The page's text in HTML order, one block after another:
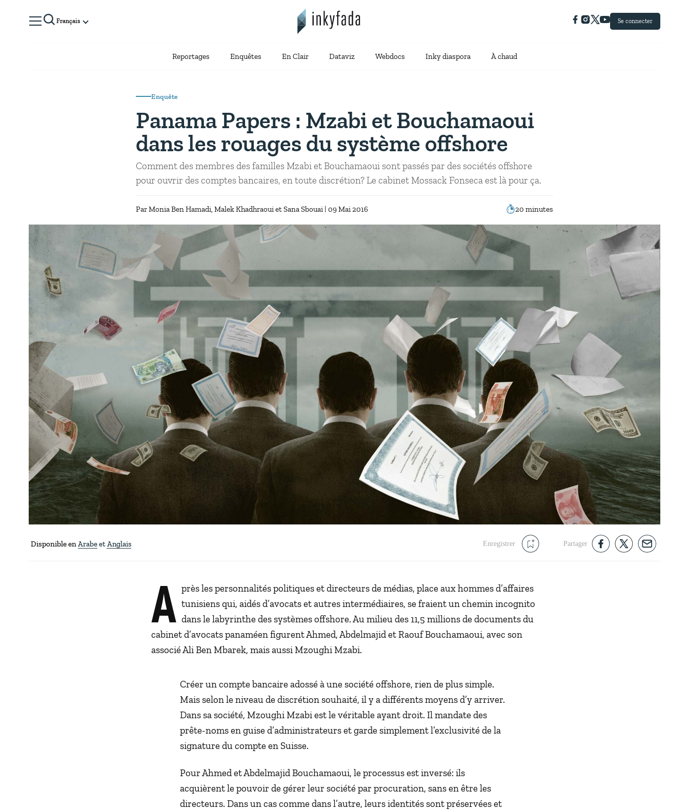
Français Se connecter
Reportages Enquêtes En Clair Dataviz Webdocs Inky diaspora À chaud
Enquête
Panama Papers : Mzabi et Bouchamaoui
dans les rouages du système offshore
Comment des membres des familles Mzabi et Bouchamaoui sont passés par des sociétés offshore
pour ouvrir des comptes bancaires, en toute discrétion? Le cabinet Mossack Fonseca est là pour ça.
ParMonia Ben Hamadi Malek Khadhraoui Sana Sbouai | 09 Mai 2016 20 minutes
Disponible enArabe Anglais Enregistrer Partager
A près les personnalités politiques et directeurs de médias, place aux hommes d’affaires
tunisiens qui, aidés d’avocats et autres intermédiaires, se fraient un chemin incognito
dans le labyrinthe des systèmes offshore. Au milieu des 11,5 millions de documents du
cabinet d’avocats panaméen figurent Ahmed, Abdelmajid et Raouf Bouchamaoui, avec son
associé Ali Ben Mbarek, mais aussi Mzoughi Mzabi.
Créer un compte bancaire adossé à une société offshore, rien de plus simple.
Mais selon le niveau de discrétion souhaité, il y a différents moyens d’y arriver.
Dans sa société, Mzoughi Mzabi est le véritable ayant droit. Il mandate des
prête-noms en guise d’administrateurs et garde simplement l’exclusivité de la
signature du compte en Suisse.
Pour Ahmed et Abdelmajid Bouchamaoui, le processus est inversé: ils
acquièrent le pouvoir de gérer leur société par procuration, sans en être les
directeurs. Dans un cas comme dans l’autre, leurs identités sont préservées et